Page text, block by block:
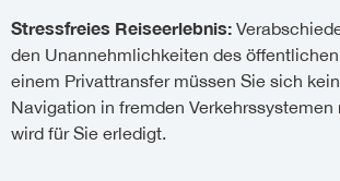
Stressfreies Reiseerlebnis:
den Unannehmlichkeiten des
einem Privattransfer müssen Sie sich
Navigation in fremden Verkehrssystemen
wird für Sie erledigt.